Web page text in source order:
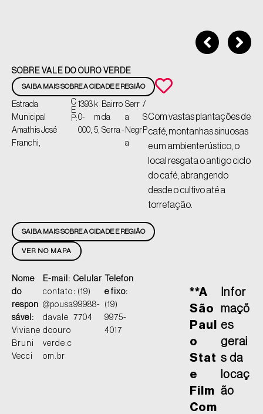
SOBRE VALE DO OURO VERDE
SAIBA MAIS SOBRE A CIDADE E REGIÃO
Estrada
Municipal
Amathis José
Franchi,
C
E
P:
1393
0-
000,
k
m
5,
Bairro
da
Serra -
Serr
a
Negr
a
/
S
P
Com vastas plantações de
café, montanhas sinuosas
e um ambiente rústico, o
local resgata o antigo ciclo
do café, abrangendo
desde o cultivo até a
torrefação.
VER NO MAPA
SAIBA MAIS SOBRE A CIDADE E REGIÃO
Nome
do
respon
sável:
Viviane
Bruni
Vecci
E-mail:
contato
@pousa
davale
doouro
verde.c
om.br
Celular
: (19)
99988-
7704
Telefon
e fixo:
(19)
9975-
4017
**A
São
Paul
o
Stat
e
Film
Com
Infor
maçõ
es
gerai
s da
locaç
ão